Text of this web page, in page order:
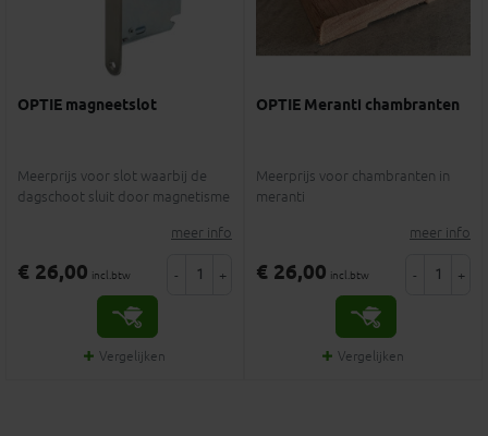
OPTIE magneetslot
Meerprijs voor slot waarbij de
dagschoot sluit door magnetisme
meer info
€ 26,00 incl.btw - +
Vergelijken
OPTIE Meranti chambranten
Meerprijs voor chambranten in
meranti
meer info
€ 26,00 incl.btw - +
Vergelijken